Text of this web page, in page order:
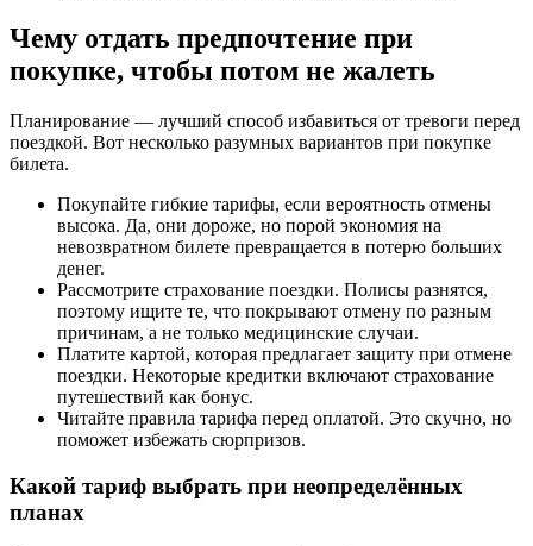
Чему отдать предпочтение при
покупке, чтобы потом не жалеть
Планирование — лучший способ избавиться от тревоги перед
поездкой. Вот несколько разумных вариантов при покупке
билета.
Покупайте гибкие тарифы, если вероятность отмены
высока. Да, они дороже, но порой экономия на
невозвратном билете превращается в потерю больших
денег.
Рассмотрите страхование поездки. Полисы разнятся,
поэтому ищите те, что покрывают отмену по разным
причинам, а не только медицинские случаи.
Платите картой, которая предлагает защиту при отмене
поездки. Некоторые кредитки включают страхование
путешествий как бонус.
Читайте правила тарифа перед оплатой. Это скучно, но
поможет избежать сюрпризов.
Какой тариф выбрать при неопределённых
планах